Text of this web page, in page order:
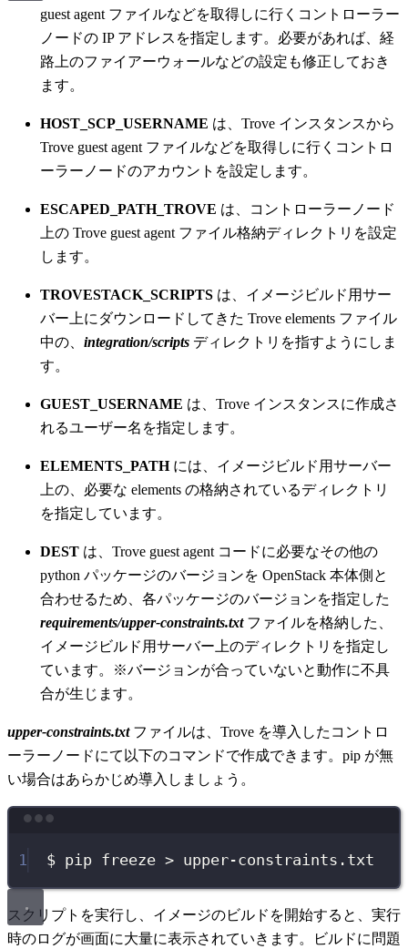
guest agent ファイルなどを取得しに行くコントローラー
ノードの IP アドレスを指定します。必要があれば、経
路上のファイアーウォールなどの設定も修正しておき
ます。
HOST_SCP_USERNAME は、Trove インスタンスから
Trove guest agent ファイルなどを取得しに行くコントロ
ーラーノードのアカウントを設定します。
ESCAPED_PATH_TROVE は、コントローラーノード
上の Trove guest agent ファイル格納ディレクトリを設定
します。
TROVESTACK_SCRIPTS は、イメージビルド用サー
バー上にダウンロードしてきた Trove elements ファイル
中の、 integration/scripts ディレクトリを指すようにしま
す。
GUEST_USERNAME は、Trove インスタンスに作成さ
れるユーザー名を指定します。
ELEMENTS_PATHには、イメージビルド用サーバー
上の、必要な elements の格納されているディレクトリ
を指定しています。
DEST は、Trove guest agent コードに必要なその他の
python パッケージのバージョンを OpenStack 本体側と
合わせるため、各パッケージのバージョンを指定した
requirements/upper-constraints.txtファイルを格納した、
イメージビルド用サーバー上のディレクトリを指定し
ています。※バージョンが合っていないと動作に不具
合が生じます。
upper-constraints.txtファイルは、Trove を導入したコントロ
ーラーノードにて以下のコマンドで作成できます。pip が無
い場合はあらかじめ導入しましょう。
1 $ pip freeze > upper-constraints.txt
スクリプトを実行し、イメージのビルドを開始すると、実行
時のログが画面に大量に表示されていきます。ビルドに問題